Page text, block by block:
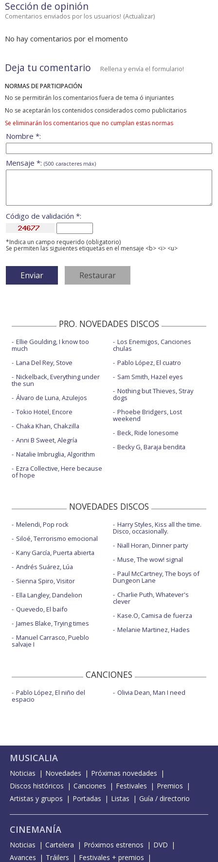
Sección de opinión
Comentarios enviados por los usuarios! (Actualizar)
No hay comentarios por el momento
Deja tu comentario Rellena y envía el formulario!
NORMAS DE PARTICIPACIÓN
No se permitirán los comentarios fuera de tema ó injuriantes
No se aceptarán los contenidos considerados como publicitarios
Se eliminarán los comentarios que no cumplan estas normas
Nombre *:
Mensaje *: (500 caracteres máx)
Código de validación *:
*Indica un campo requerido (obligatorio)
Se permiten las siguientes etiquetas en el mensaje <b> <i> <u>
PRO. NOVEDADES DISCOS
Ellie Goulding, I know too
much
Lana Del Rey, Stove
Nickelback, Everything under
the sun
Álvaro de Luna, Azulejos
Tokio Hotel, Encore
Chaka Khan, Chakzilla
Anni B Sweet, Alegría
Natalie Imbruglia, Algorithm
Ezra Collective, Here because
of hope
Los Enemigos, Canciones
chulas
Pablo López, El cuatro
Sam Smith, Hazel eyes
Nothing but Thieves, Stray
dogs
Phoebe Bridgers, Lost
weekend
Beck, Ride lonesome
Becky G, Baraja bendita
NOVEDADES DISCOS
Melendi, Pop rock
Siloé, Terrorismo emocional
Kany García, Puerta abierta
Andrés Suárez, Lúa
Sienna Spiro, Visitor
Ella Langley, Dandelion
Quevedo, El baifo
James Blake, Trying times
Manuel Carrasco, Pueblo
salvaje I
Harry Styles, Kiss all the time.
Disco, occasionally.
Niall Horan, Dinner party
Muse, The wow! signal
Paul McCartney, The boys of
Dungeon Lane
Charlie Puth, Whatever's
clever
Kase.O, Camisa de fuerza
Melanie Martinez, Hades
CANCIONES
Pablo López, El niño del
espacio
Olivia Dean, Man I need
MUSICALIA
Noticias Novedades
Próximas novedades
Discos históricos
Canciones Festivales
Premios
Artistas y grupos
Portadas Listas Guía / directorio
CINEMANÍA
Noticias Cartelera Próximos estrenos
DVD
Avances
Tráilers Festivales + premios